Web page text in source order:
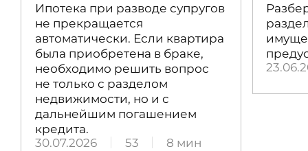
Ипотека при разводе супругов
не прекращается
автоматически. Если квартира
была приобретена в браке,
необходимо решить вопрос
не только с разделом
недвижимости, но и с
дальнейшим погашением
кредита.
30.07.2026
53 8 мин